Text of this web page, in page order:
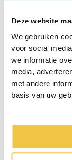
Deze website
We gebruiken
voor social
we informatie
media,
met andere
basis van uw